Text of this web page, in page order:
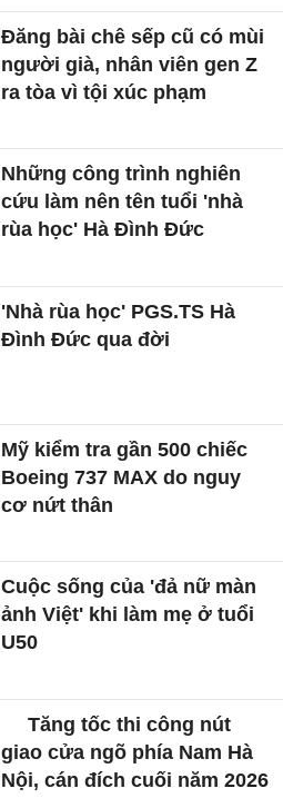
Đăng bài chê sếp cũ có mùi
người già, nhân viên gen Z
ra tòa vì tội xúc phạm
Những công trình nghiên
cứu làm nên tên tuổi 'nhà
rùa học' Hà Đình Đức
'Nhà rùa học' PGS.TS Hà
Đình Đức qua đời
Mỹ kiểm tra gần 500 chiếc
Boeing 737 MAX do nguy
cơ nứt thân
Cuộc sống của 'đả nữ màn
ảnh Việt' khi làm mẹ ở tuổi
U50
Tăng tốc thi công nút
giao cửa ngõ phía Nam Hà
Nội, cán đích cuối năm 2026